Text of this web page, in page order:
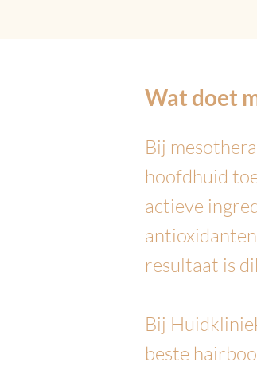
Wat doet
Bij
hoofdhuid
actieve
resultaat is
Bij
beste